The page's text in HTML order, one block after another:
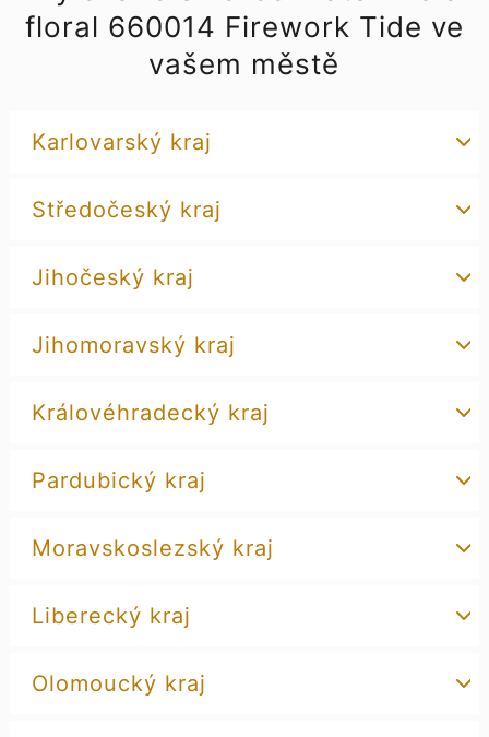
floral 660014 Firework Tide ve
vašem městě
Karlovarský kraj
Středočeský kraj
Jihočeský kraj
Jihomoravský kraj
Královéhradecký kraj
Pardubický kraj
Moravskoslezský kraj
Liberecký kraj
Olomoucký kraj